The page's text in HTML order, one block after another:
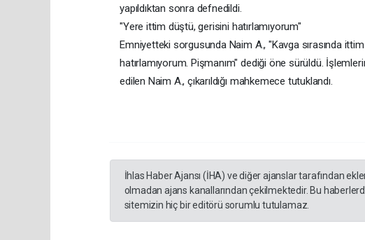
yapıldıktan sonra defnedildi.
"Yere ittim düştü, gerisini hatırlamıyorum"
Emniyetteki sorgusunda Naim A., "Kavga sırasında
hatırlamıyorum. Pişmanım" dediği öne sürüldü.
edilen Naim A., çıkarıldığı mahkemece tutuklandı.
İhlas Haber Ajansı (İHA) ve diğer ajanslar tarafından
olmadan ajans kanallarından çekilmektedir. Bu
sitemizin hiç bir editörü sorumlu tutulamaz.